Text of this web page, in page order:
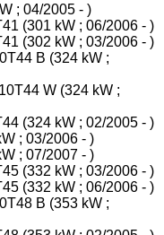
; 04/2005 - )
(301 kW ; 06/2006 - )
(302 kW ; 03/2006 - )
B (324 kW ;
W (324 kW ;
(324 kW ; 02/2005 - )
; 03/2006 - )
; 07/2007 - )
(332 kW ; 03/2006 - )
(332 kW ; 06/2006 - )
B (353 kW ;